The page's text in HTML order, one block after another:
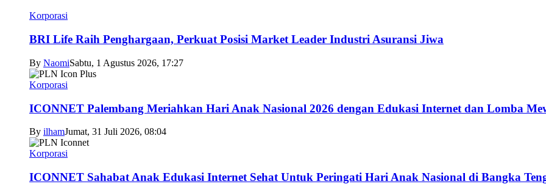
Korporasi
BRI Life Raih Penghargaan, Perkuat Posisi Market Leader Industri Asuransi Jiwa
By NaomiSabtu, 1 Agustus 2026, 17:27
Korporasi
ICONNET Palembang Meriahkan Hari Anak Nasional 2026 dengan Edukasi Internet dan Lomba
By ilhamJumat, 31 Juli 2026, 08:04
Korporasi
ICONNET Sahabat Anak Edukasi Internet Sehat Untuk Peringati Hari Anak Nasional di Bangka